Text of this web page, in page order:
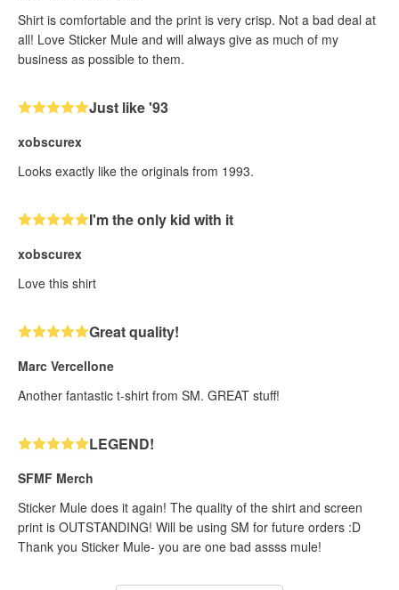
Shirt is comfortable and the print is very crisp. Not a bad deal at
all! Love Sticker Mule and will always give as much of my
business as possible to them.
Just like '93
xobscurex
Looks exactly like the originals from 1993.
I'm the only kid with it
xobscurex
Love this shirt
Great quality!
Marc Vercellone
Another fantastic t-shirt from SM. GREAT stuff!
LEGEND!
SFMF Merch
Sticker Mule does it again! The quality of the shirt and screen
print is OUTSTANDING! Will be using SM for future orders :D
Thank you Sticker Mule- you are one bad assss mule!